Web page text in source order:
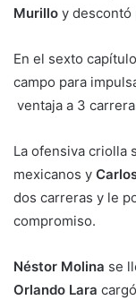
Murillo y descontó
En el sexto
campo para
ventaja a 3
La ofensiva criolla
mexicanos y
dos carreras y le
compromiso.
Néstor Molina se
Orlando Lara